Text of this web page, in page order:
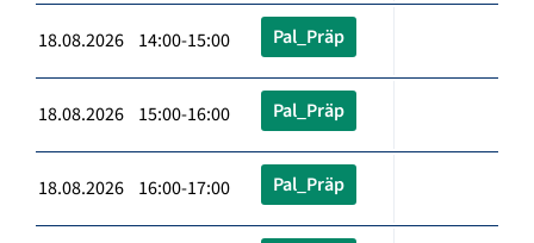
18.08.2026 14:00-15:00 Pal_Präp
18.08.2026 15:00-16:00 Pal_Präp
18.08.2026 16:00-17:00 Pal_Präp